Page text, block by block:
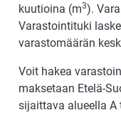
kuutioina (m3).
Varastointituki
varastomäärän
Voit hakea
maksetaan Etelä-
sijaittava alueella A